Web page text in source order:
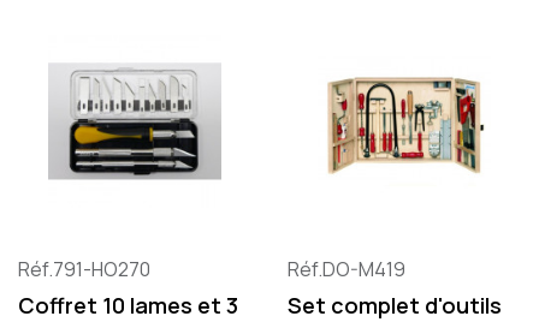
Réf.791-HO270
Coffret 10 lames et 3
Réf.DO-M419
Set complet d'outils